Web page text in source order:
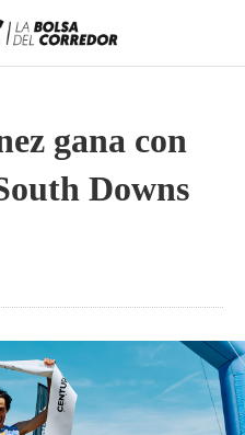
gana con
Downs